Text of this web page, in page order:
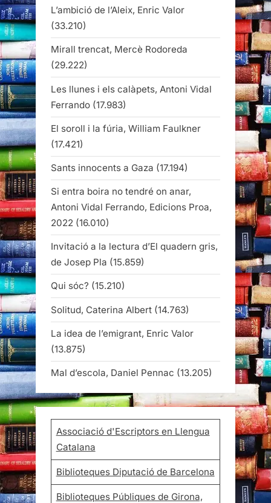
L’ambició de l’Aleix, Enric Valor
(33.210)
Mirall trencat, Mercè Rodoreda
(29.222)
Les llunes i els calàpets, Antoni Vidal
Ferrando (17.983)
El soroll i la fúria, William Faulkner
(17.421)
Sants innocents a Gaza (17.194)
Si entra boira no tendré on anar,
Antoni Vidal Ferrando, Edicions Proa,
2022 (16.010)
Invitació a la lectura d’El quadern gris,
de Josep Pla (15.859)
Qui sóc? (15.210)
Solitud, Caterina Albert (14.763)
La idea de l’emigrant, Enric Valor
(13.875)
Mal d’escola, Daniel Pennac (13.205)
Associació d'Escriptors en Llengua
Catalana
Biblioteques Diputació de Barcelona
Biblioteques Públiques de Girona,